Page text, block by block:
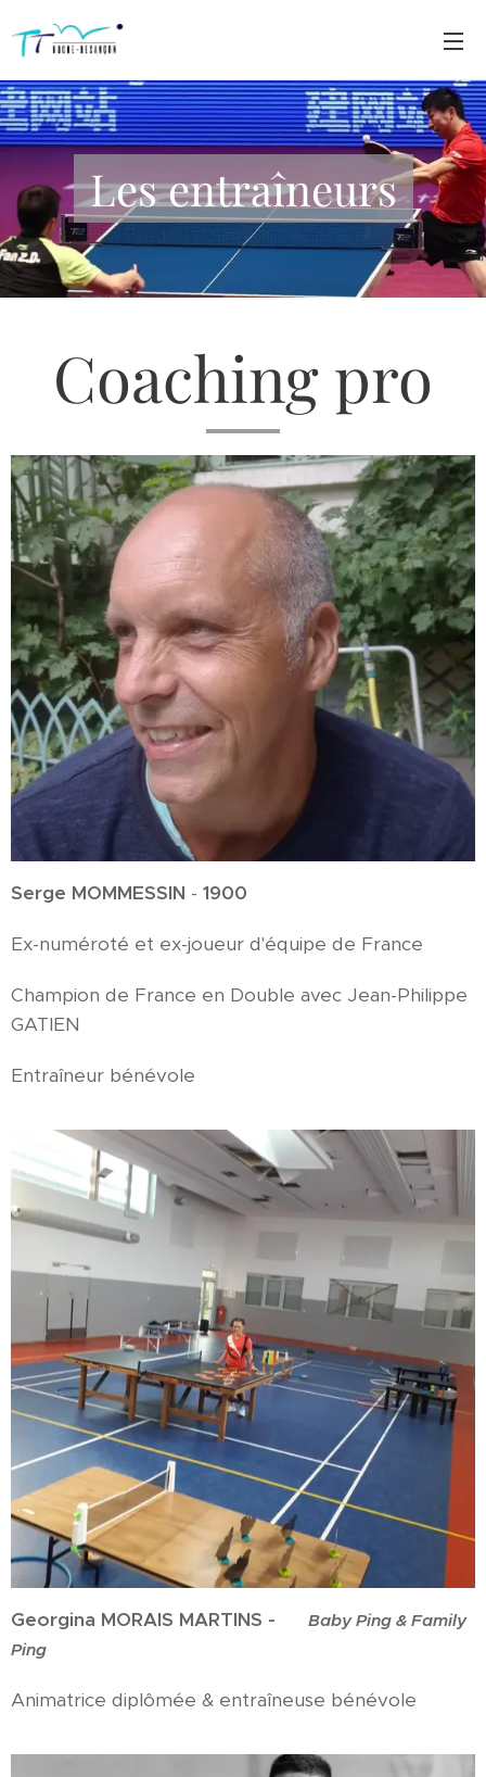
Les entraîneurs
Coaching pro
Serge MOMMESSIN - 1900
Ex-numéroté et ex-joueur d'équipe de France
Champion de France en Double avec Jean-Philippe
GATIEN
Entraîneur bénévole
Georgina MORAIS MARTINS - Baby Ping & Family
Ping
Animatrice diplômée & entraîneuse bénévole